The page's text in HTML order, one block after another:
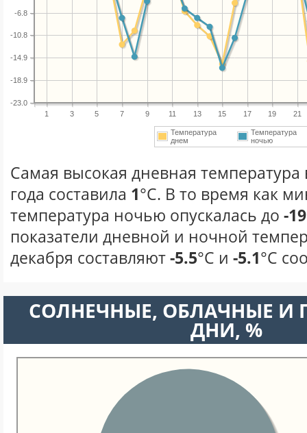
1 3 5 7 9 11 13 15 17 19 21
-23.0
-18.9
-14.9
-10.8
-6.8
Температура
днем
Температура
ночью
Самая высокая дневная температура
года составила 1°С. В то время как
температура ночью опускалась до -19
показатели дневной и ночной
декабря составляют-5.5°С и -5.1°С
CОЛНЕЧНЫЕ, ОБЛАЧНЫЕ И
ДНИ, %